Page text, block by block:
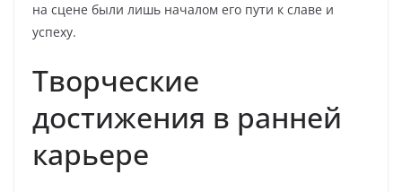
на сцене были лишь началом его пути к славе и
успеху.
Творческие
достижения в ранней
карьере